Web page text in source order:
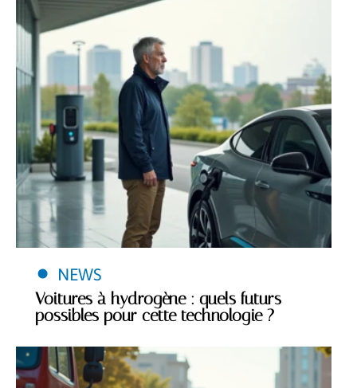
NEWS
Voitures à hydrogène : quels futurs
possibles pour cette technologie ?